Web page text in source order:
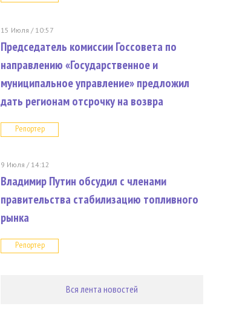
15 Июля / 10:57
Председатель комиссии Госсовета по
направлению «Государственное и
муниципальное управление» предложил
дать регионам отсрочку на возвра
Репортер
9 Июля / 14:12
Владимир Путин обсудил с членами
правительства стабилизацию топливного
рынка
Репортер
Вся лента новостей